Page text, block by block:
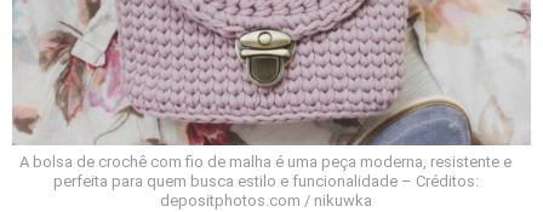
A bolsa de crochê com fio de malha é uma peça moderna, resistente e
perfeita para quem busca estilo e funcionalidade – Créditos:
depositphotos.com / nikuwka